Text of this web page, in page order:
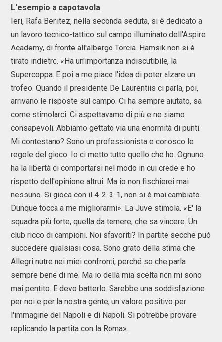
L'esempio a capotavola
Ieri, Rafa Benitez, nella seconda seduta, si è dedicato a
un lavoro tecnico-tattico sul campo illuminato dell'Aspire
Academy, di fronte all'albergo Torcia. Hamsik non si è
tirato indietro. «Ha un'importanza indiscutibile, la
Supercoppa. E poi a me piace l'idea di poter alzare un
trofeo. Quando il presidente De Laurentiis ci parla, poi,
arrivano le risposte sul campo. Ci ha sempre aiutato, sa
come stimolarci. Ci aspettavamo di più e ne siamo
consapevoli. Abbiamo gettato via una enormità di punti.
Mi contestano? Sono un professionista e conosco le
regole del gioco. Io ci metto tutto quello che ho. Ognuno
ha la libertà di comportarsi nel modo in cui crede e ho
rispetto dell'opinione altrui. Ma io non fischierei mai
nessuno. Si gioca con il 4-2-3-1, non si è mai cambiato.
Dunque tocca a me migliorarmi». La Juve stimola. «E' la
squadra più forte, quella da temere, che sa vincere. Un
club ricco di campioni. Noi sfavoriti? In partite secche può
succedere qualsiasi cosa. Sono grato della stima che
Allegri nutre nei miei confronti, perché so che parla
sempre bene di me. Ma io della mia scelta non mi sono
mai pentito. E devo batterlo. Sarebbe una soddisfazione
per noi e per la nostra gente, un valore positivo per
l'immagine del Napoli e di Napoli. Si potrebbe provare
replicando la partita con la Roma».